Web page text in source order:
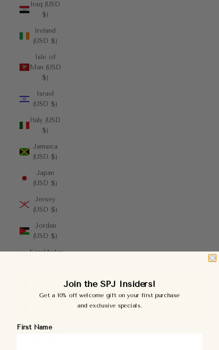
Iraq (USD
$)
Ireland
(USD $)
Isle of
Man (USD
$)
Israel
(USD $)
Italy (USD
$)
Jamaica
(USD $)
Japan
(USD $)
Jersey
(USD $)
Jordan
(USD $)
Kazakhstan
Kosovo
Join the SPJ Insiders!
Get a 10% off welcome gift on your first purchase
and exclusive specials.
First Name